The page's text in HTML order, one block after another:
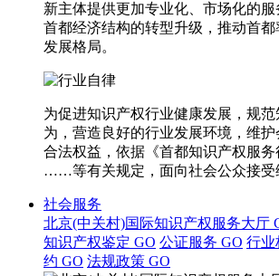
新主体提供更加专业化、市场化的
首都经济结构的转型升级，推动首
发展格局。
为促进知识产权行业健康发展，规
为，营造良好的行业发展环境，维
合法权益，依据《首都知识产权服务
……等有关规定，面向社会公众接受
社会服务
北京(中关村)国际知识产权服务大厅
知识产权鉴定 GO 公证服务 GO 行业
约 GO 法规政策 GO